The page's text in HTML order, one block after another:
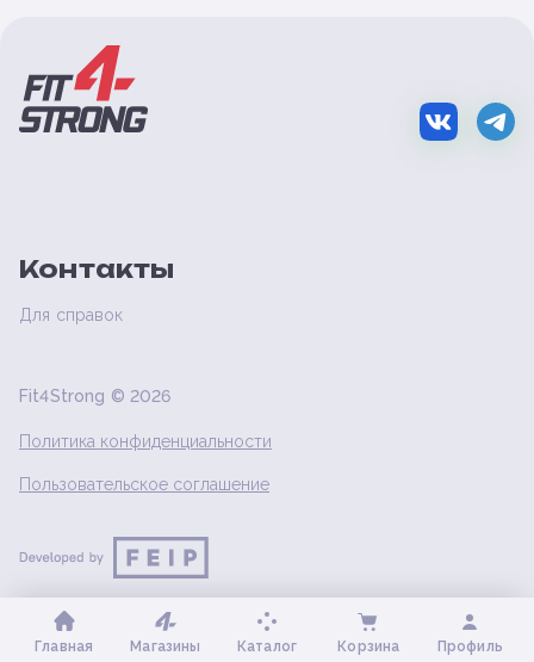
Контакты
Для справок
Fit4Strong © 2026
Политика конфиденциальности
Пользовательское соглашение
Главная Магазины Каталог Корзина Профиль